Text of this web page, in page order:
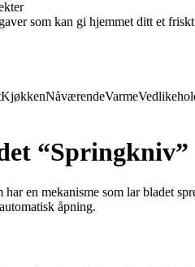
som kan gi hjemmet ditt et
KjøkkenNåværendeVarme
“Springkniv”
en mekanisme som lar bladet
åpning.